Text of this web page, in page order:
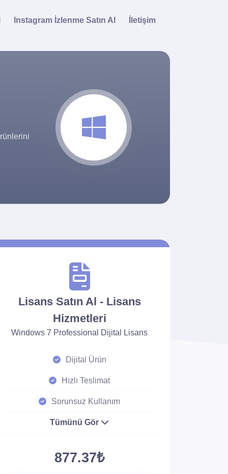
Instagram İzlenme Satın Al İletişim
Lisans Satın Al - Lisans
Hizmetleri
Windows 7 Professional Dijital Lisans
Dijital Ürün
Hızlı Teslimat
Sorunsuz Kullanım
Tümünü Gör
877.37₺